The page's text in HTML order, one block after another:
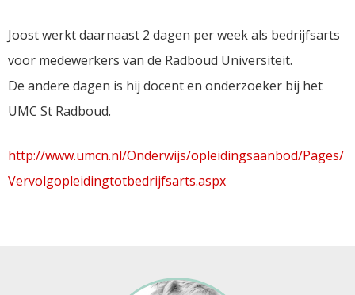
Joost werkt daarnaast 2 dagen per week als bedrijfsarts
voor medewerkers van de Radboud Universiteit.
De andere dagen is hij docent en onderzoeker bij het
UMC St Radboud.
http://www.umcn.nl/Onderwijs/opleidingsaanbod/Pages/
Vervolgopleidingtotbedrijfsarts.aspx